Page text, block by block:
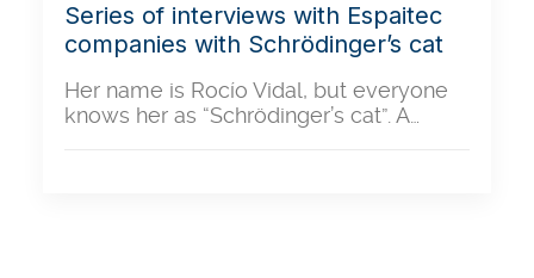
Series of interviews with Espaitec
companies with Schrödinger’s cat
Her name is Rocío Vidal, but everyone
knows her as “Schrödinger’s cat”. A…